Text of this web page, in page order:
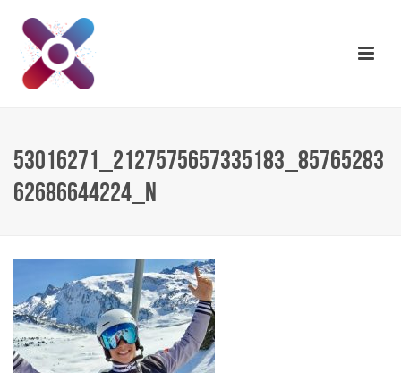
53016271_2127575657335183_85765283
62686644224_N